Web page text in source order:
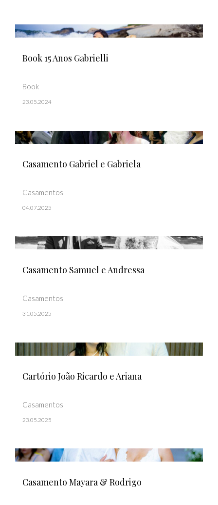
Book 15 Anos Gabrielli
Book
23.05.2024
Casamento Gabriel e Gabriela
Casamentos
04.07.2025
Casamento Samuel e Andressa
Casamentos
31.05.2025
Cartório João Ricardo e Ariana
Casamentos
23.05.2025
Casamento Mayara & Rodrigo